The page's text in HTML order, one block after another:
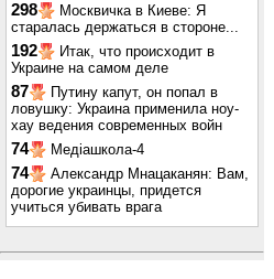
298
Москвичка в Киеве: Я
старалась держаться в стороне...
192
Итак, что происходит в
Украине на самом деле
87
Путину капут, он попал в
ловушку: Украина применила ноу-
хау ведения современных войн
74 Медіашкола-4
74
Александр Мнацаканян: Вам,
дорогие украинцы, придется
учиться убивать врага